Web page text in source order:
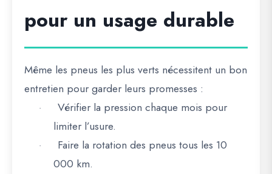
pour un usage durable
Même les pneus les plus verts nécessitent un bon
entretien pour garder leurs promesses :
· Vérifier la pression chaque mois pour
limiter l’usure.
· Faire la rotation des pneus tous les 10
000 km.